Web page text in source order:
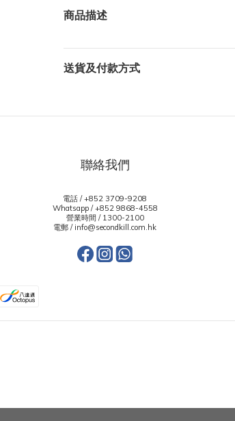
商品描述
送貨及付款方式
聯絡我們
電話 / +852 3709-9208
Whatsapp /+852 9868-4558
營業時間 / 1300-2100
電郵 / info@secondkill.com.hk